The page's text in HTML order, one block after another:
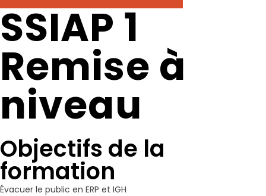
SSIAP 1
Remise à
niveau
Objectifs de la
formation
Évacuer le public en ERP et IGH